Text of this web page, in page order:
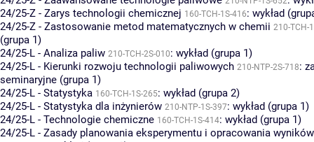
24/25-Z - Zarys technologii chemicznej 160-TCH-1S-416: wykład
24/25-Z - Zastosowanie metod matematycznych w chemii 210-TCH-
(grupa 1)
24/25-L - Analiza paliw 210-TCH-2S-010: wykład (grupa 1)
24/25-L - Kierunki rozwoju technologii paliwowych 210-NTP-2S-718:
seminaryjne (grupa 1)
24/25-L - Statystyka 160-TCH-1S-265: wykład (grupa 2)
24/25-L - Statystyka dla inżynierów 210-NTP-1S-397: wykład (grupa 1)
24/25-L - Technologie chemiczne 160-TCH-1S-414: wykład (grupa 1)
24/25-L - Zasady planowania eksperymentu i opracowania